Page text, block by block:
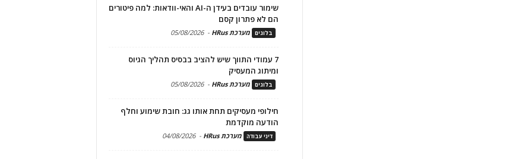
שימור עובדים בעידן ה-AI והאי-וודאות: למה פיטורים
הם לא פתרון קסם
בלוגים מערכת HRus -
05/08/2026
7 עמודי התווך שיש להציב בבסיס תהליך הגיוס
ומיתוג המעסיק
בלוגים מערכת HRus -
05/08/2026
חילופי מעסיקים תחת אותו גג: חובת שימוע וחלף
הודעה מוקדמת
דיני עבודה מערכת HRus -
04/08/2026